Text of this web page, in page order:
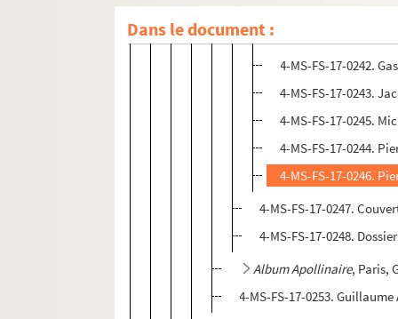
Dans le document :
4-MS-FS-17-0242.
4-MS-FS-17-0243.
4-MS-FS-17-0245.
4-MS-FS-17-0244.
4-MS-FS-17-0246.
4-MS-FS-17-0247.
4-MS-FS-17-0248.
Album Apollinaire, Paris,
4-MS-FS-17-0253.